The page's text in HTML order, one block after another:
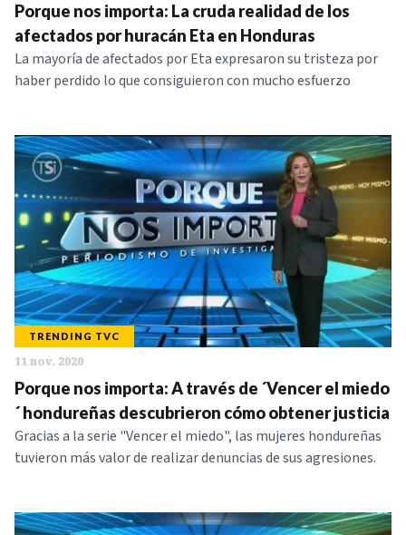
Porque nos importa: La cruda realidad de los
afectados por huracán Eta en Honduras
La mayoría de afectados por Eta expresaron su tristeza por
haber perdido lo que consiguieron con mucho esfuerzo
TRENDING TVC
11 nov. 2020
Porque nos importa: A través de ´Vencer el miedo
´ hondureñas descubrieron cómo obtener justicia
Gracias a la serie "Vencer el miedo", las mujeres hondureñas
tuvieron más valor de realizar denuncias de sus agresiones.